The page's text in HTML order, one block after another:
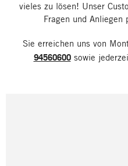
vieles zu lösen! Unser
Fragen und Anliegen
Sie erreichen uns von
94560600sowie